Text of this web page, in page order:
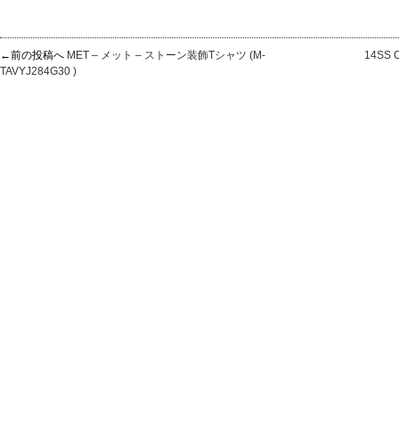
←前の投稿へ MET – メット – ストーン装飾Tシャツ (M-
TAVYJ284G30 )
14SS